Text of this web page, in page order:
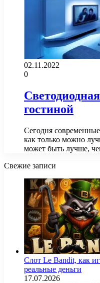
02.11.2022
0
гостиной
Сегодня
как только можно
может быть лучше,
Свежие записи
Слот Le Bandit, как
реальные деньги
17.07.2026